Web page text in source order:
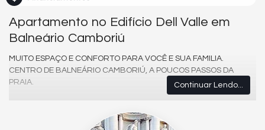
Apartamento no Edifício Dell Valle em
Balneário Camboriú
MUITO ESPAÇO E CONFORTO PARA VOCÊ E SUA FAMILIA.
CENTRO DE BALNEÁRIO CAMBORIÚ, A POUCOS PASSOS DA
PRAIA.
imediações do Macdonalds, resturante Farol, Praça
Continuar Lendo...